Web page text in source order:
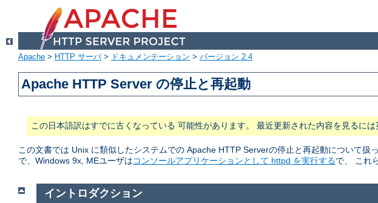
Apache > HTTP サーバ> ドキュメンテーション > バージョン 2.4
Apache HTTP Server の停止と再起動
この日本語訳はすでに古くなっている 可能性があります。 最近更新された内容を見るには
この文書では Unix に類似したシステムでの Apache HTTP Serverの停止と再起動について扱
で、Windows 9x, MEユーザはコンソールアプリケーションとして httpd を実行するで、 これ
イントロダクション